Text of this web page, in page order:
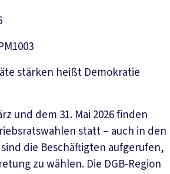
stärken heißt Demokratie
und dem 31. Mai 2026 finden
statt – auch in den
die Beschäftigten aufgerufen,
zu wählen. Die DGB-Region